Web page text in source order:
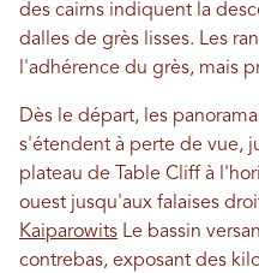
des cairns indiquent la
dalles de grès lisses. Les
l'adhérence du grès, mais
Dès le départ, les
s'étendent à perte de vue,
plateau de Table Cliff à
ouest jusqu'aux falaises
Kaiparowits Le bassin
contrebas, exposant des